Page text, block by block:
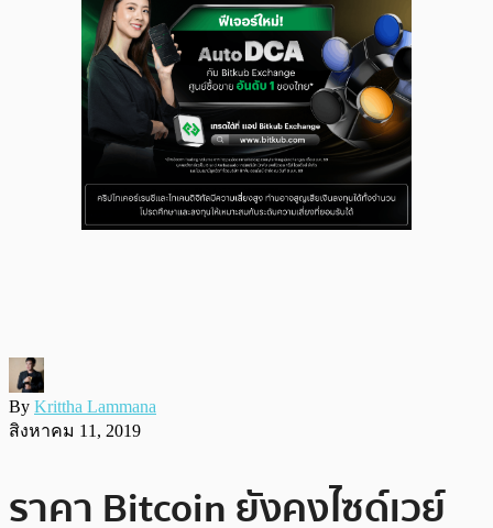
By Krittha Lammana
สิงหาคม 11, 2019
ราคา Bitcoin ยังคงไซด์เวย์